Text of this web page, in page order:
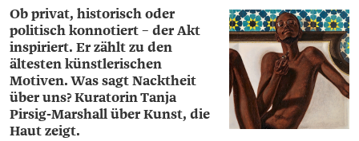
Ob privat, historisch oder
politisch konnotiert – der Akt
inspiriert. Er zählt zu den
ältesten künstlerischen
Motiven. Was sagt Nacktheit
über uns? Kuratorin ­Tanja
Pirsig-­Marshall über Kunst, die
Haut zeigt.